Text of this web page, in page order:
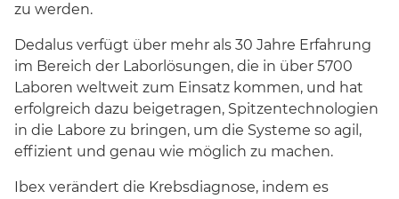
zu werden.
Dedalus verfügt über mehr als 30 Jahre Erfahrung
im Bereich der Laborlösungen, die in über 5700
Laboren weltweit zum Einsatz kommen, und hat
erfolgreich dazu beigetragen, Spitzentechnologien
in die Labore zu bringen, um die Systeme so agil,
effizient und genau wie möglich zu machen.
Ibex verändert die Krebsdiagnose, indem es